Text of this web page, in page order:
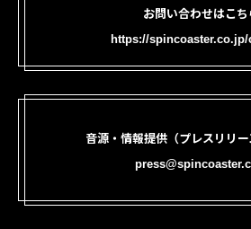
お問い合わせはこち
https://
音源・情報提供（プレスリリ